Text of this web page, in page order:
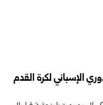
الإسباني لكرة القدم